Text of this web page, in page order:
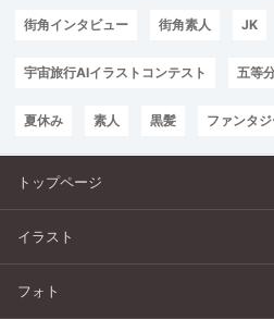
街角インタビュー 街角素人 JK
宇宙旅行AIイラストコンテスト 五等
夏休み 素人 黒髪 ファンタ
トップページ
イラスト
フォト